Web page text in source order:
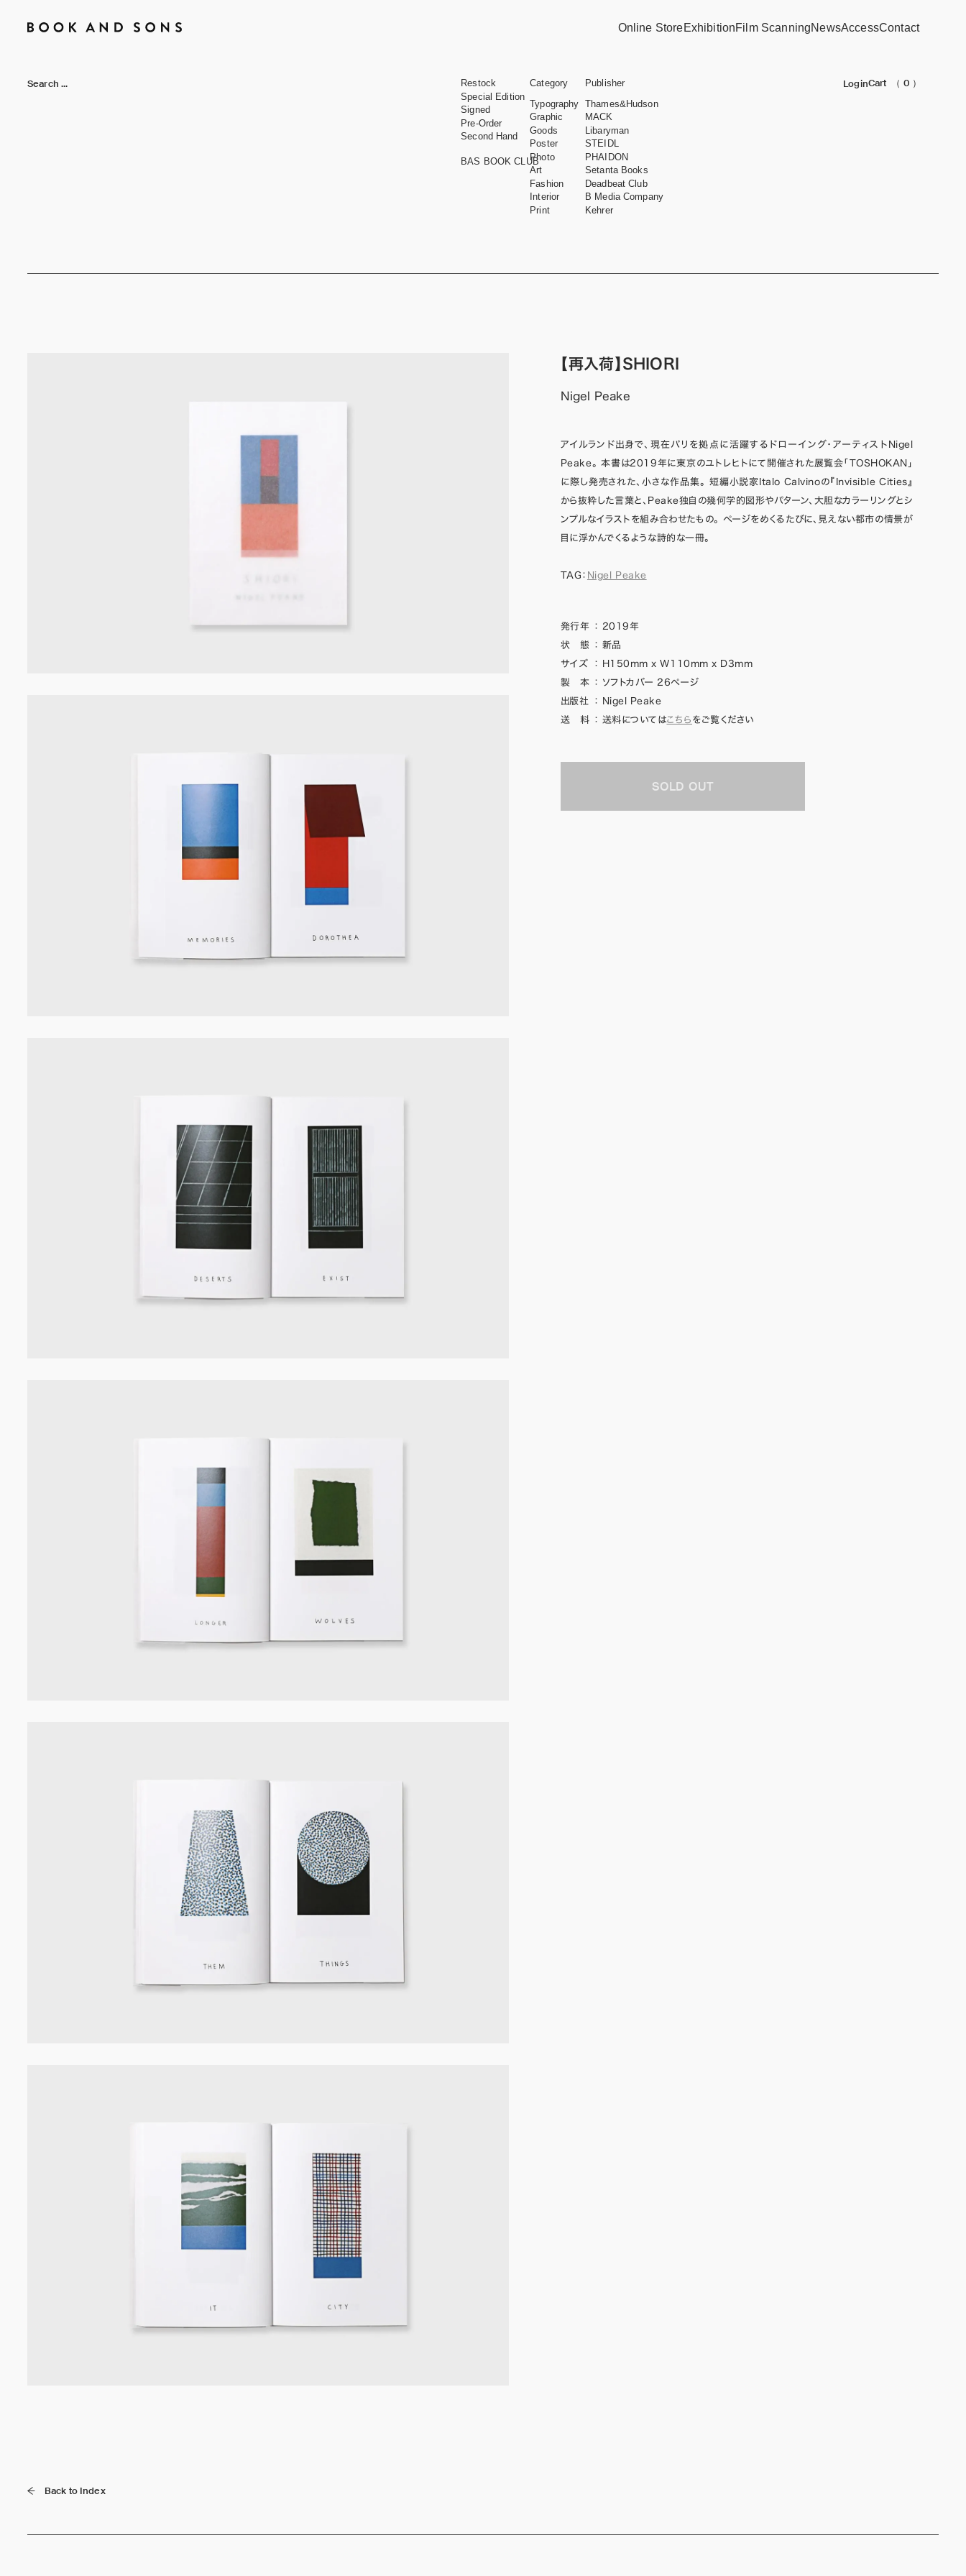
Online StoreExhibitionFilm ScanningNewsAccessContact
LoginCart （ 0 ）
Restock
Special Edition
Signed
Pre-Order
Second Hand
BAS BOOK CLUB
Category
Typography
Graphic
Goods
Poster
Photo
Art
Fashion
Interior
Print
Publisher
Thames&Hudson
MACK
Libaryman
STEIDL
PHAIDON
Setanta Books
Deadbeat Club
B Media Company
Kehrer
【再入荷】SHIORI
Nigel Peake
アイルランド出身で、現在パリを拠点に活躍するドローイング・アーティストNigel
Peake。 本書は2019年に東京のユトレヒトにて開催された展覧会「TOSHOKAN」
に際し発売された、小さな作品集。 短編小説家Italo Calvinoの『Invisible Cities』
から抜粋した言葉と、Peake独自の幾何学的図形やパターン、大胆なカラーリングとシ
ンプルなイラストを組み合わせたもの。 ページをめくるたびに、見えない都市の情景が
目に浮かんでくるような詩的な一冊。
TAG： Nigel Peake
発行年 ：
2019年
状 態
： 新品
サイズ
：
H150mm x W110mm x D3mm
製 本
：
ソフトカバー 26ページ
出版社
：
Nigel Peake
送 料
： 送料についてはこちら をご覧ください
SOLD OUT
Back to Index